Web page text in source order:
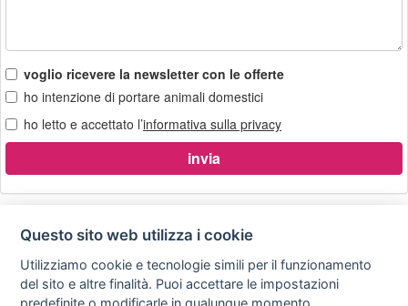
voglio ricevere la newsletter con le offerte
ho intenzione di portare animali domestici
ho letto e accettato l’informativa sulla privacy
Privacy
policy
Avviso
legale
Scrivici
Questo sito web utilizza i cookie
Utilizziamo cookie e tecnologie simili per il funzionamento
del sito e altre finalità. Puoi accettare le impostazioni
predefinite o modificarle in qualunque momento